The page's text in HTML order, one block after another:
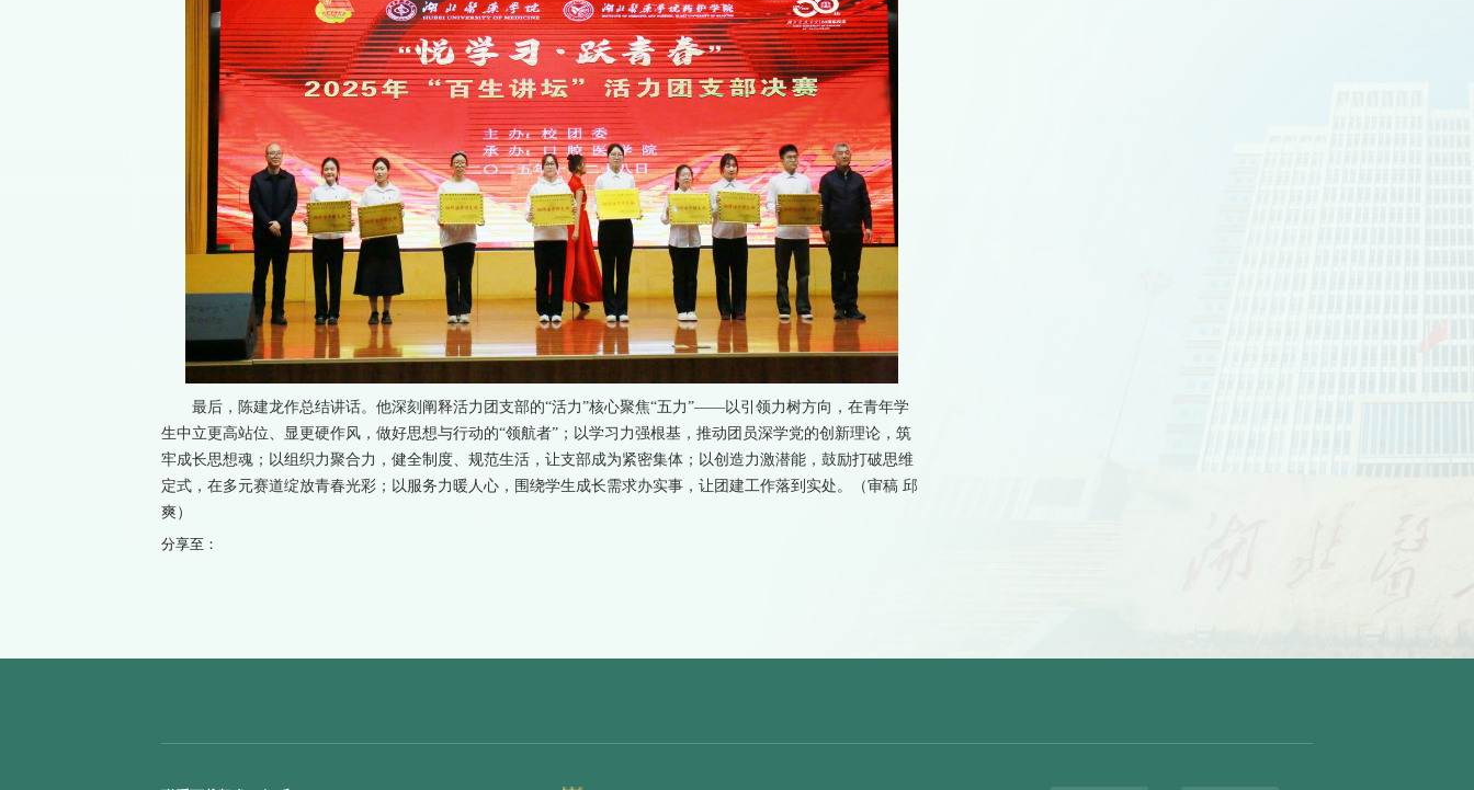
最后，陈建龙作总结讲话。他深刻阐释活力团支部的“活力”核心聚焦“五力”——以引领力树方向，在青年学
生中立更高站位、显更硬作风，做好思想与行动的“领航者”；以学习力强根基，推动团员深学党的创新理论，筑
牢成长思想魂；以组织力聚合力，健全制度、规范生活，让支部成为紧密集体；以创造力激潜能，鼓励打破思维
定式，在多元赛道绽放青春光彩；以服务力暖人心，围绕学生成长需求办实事，让团建工作落到实处。（审稿 邱
爽）
分享至：